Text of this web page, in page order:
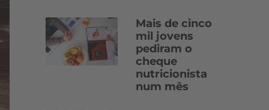
Mais de cinco
mil jovens
pediram o
cheque
nutricionista
num mês